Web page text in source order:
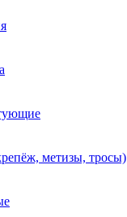
метизы, тросы)